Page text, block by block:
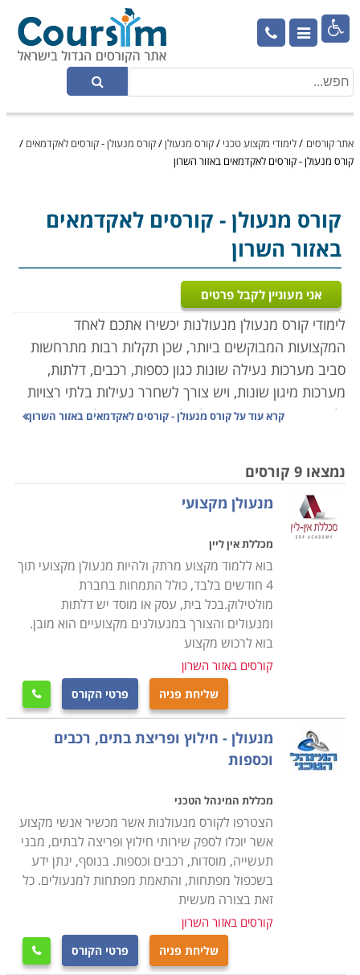

אתר קורסים /לימודי מקצוע טכני /קורס מנעולן/קורס מנעולן - קורסים לאקדמאים /
קורס מנעולן - קורסים לאקדמאים באזור השרון
קורס מנעולן - קורסים לאקדמאים
באזור השרון
אני מעוניין לקבל פרטים
לימודי קורס מנעולן מנעולנות יכשירו אתכם לאחד
המקצועות המבוקשים ביותר, שכן תקלות רבות מתרחשות
סביב מערכות נעילה שונות כגון כספות, רכבים, דלתות,
מערכות מיגון שונות, ויש צורך לשחרר נעילות בלתי רצויות
ולשחרר מפתחות, תוך יכולת לאבחן את התקלה באופן מהיר,
רבים מאתנו נתקלים בבעיה המוכרת של דלת שלא ניתן
לנעול אותה בשל מפתח שנשבר בתוך המנעול או רכב
שננעל בשל מפתח שנשכח בתוך הרכב או הלך לאיבוד ואין
במקרה זה ברירה אלא להזמין איש מקצוע מנוסה שיוכל
בתוך מספר דקות למצוא את הדרך לפרוץ את המערכת
ולאפשר הפעלה תקינה.
קורס מנעולן מעניק ידע מהבסיס, כך שאין כל צורך בידע
מוקדם, וכל אחד שהתחום מעניין אותו, יוכל לקחת בו חלק
ולרכוש לעצמו מקצוע מבוקש ומוביל ואף רווחי ביותר.
במסגרת הקורס יועברו שיעורים תיאורטיים בנושאי סוגי
המנעולים ומערכות הנעילה השונות, טכניקות פריצה,
מנעולים אנלוגיים ואלקטרונים והכשרה מעשית פרקטית
לפתיחת תקלות באופן מדויק, מבלי לגרום נזק למערכת
הקורס מותאם לאנשים עובדים, בתכנית לימודים מרוכזת, כך
שניתן להמשיך לעבוד במקביל ללימודים בקורס ובתוך כ- 4
חודשים לקבל תעודה מקצועית בתחום, אשר באמצעותה
ניתן להשתלב במקומות עבודה רבים כשכיר או לחילופין
לפתוח עסק עצמאי.
קרא עוד עלקורס מנעולן - קורסים לאקדמאים באזור השרון
נמצאו 9 קורסים
מנעולן מקצועי
מכללת אין ליין
בוא ללמוד מקצוע מרתק ולהיות מנעולן מקצועי תוך
4 חודשים בלבד, כולל התמחות בחברת
מולטילוק.בכל בית, עסק או מוסד יש דלתות
ומנעולים והצורך במנעולנים מקצועיים הוא מובן.
בוא לרכוש מקצוע
קורסים באזור השרון
שליחת פניה פרטי הקורס 
מנעולן - חילוץ ופריצת בתים, רכבים
וכספות
מכללת המינהל הטכני
הצטרפו לקורס מנעולנות אשר מכשיר אנשי מקצוע
אשר יוכלו לספק שירותי חילוץ ופריצה לבתים, מבני
תעשייה, מוסדות, רכבים וכספות. בנוסף, ינתן ידע
בשכפול מפתחות, והתאמת מפתחות למנעולים. כל
זאת בצורה מעשית
קורסים באזור השרון
שליחת פניה פרטי הקורס 